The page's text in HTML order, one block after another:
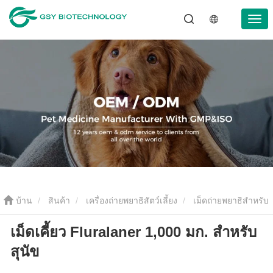
บ้าน สินค้า เครื่องถ่ายพยาธิสัตว์เลี้ยง เม็ดถ่ายพยาธิสำหรับ
สัตว์เลี้ยง เม็ดเคี้ยว Fluralaner 1,000 มก. สำหรับสุนัข
เม็ดเคี้ยว Fluralaner 1,000 มก. สำหรับ
สุนัข